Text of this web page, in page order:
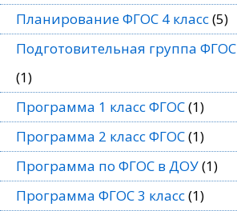
Планирование ФГОС 4 класс(5)
Подготовительная группа ФГОС
(1)
Программа 1 класс ФГОС(1)
Программа 2 класс ФГОС(1)
Программа по ФГОС в ДОУ(1)
Программа ФГОС 3 класс(1)